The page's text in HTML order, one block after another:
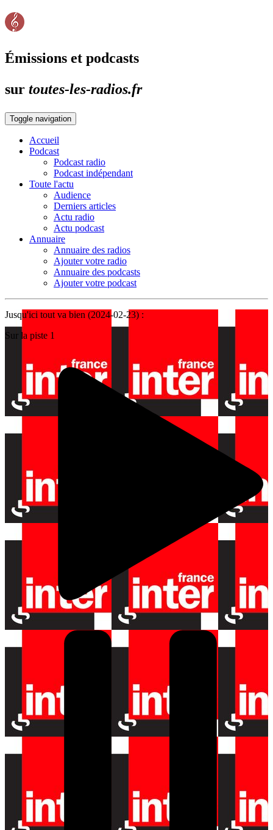
Émissions et podcasts
sur toutes-les-radios.fr
Toggle navigation
Accueil
Podcast
Podcast radio
Podcast indépendant
Toute l'actu
Audience
Derniers articles
Actu radio
Actu podcast
Annuaire
Annuaire des radios
Ajouter votre radio
Annuaire des podcasts
Ajouter votre podcast
Jusqu'ici tout va bien (2024-02-23) :
Sur la piste 1